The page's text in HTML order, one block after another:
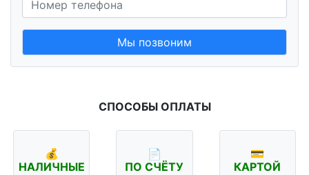
Мы позвоним
СПОСОБЫ ОПЛАТЫ
💰
НАЛИЧНЫЕ
📄
ПО СЧЁТУ
💳
КАРТОЙ